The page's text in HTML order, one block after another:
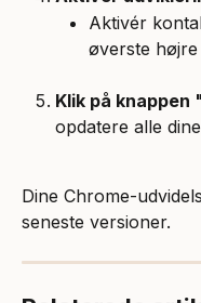
Aktivér
øverste
Klik på knappen
opdatere alle
Dine Chrome-
seneste versioner.